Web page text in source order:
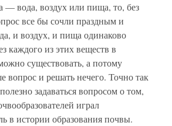
— вода, воздух или пища, то, без
все бы сочли праздным и
и воздух, и пища одинаково
каждого из этих веществ в
существовать, а потому
вопрос и решать нечего. Точно так
задаваться вопросом о том,
играл
в истории образования почвы.